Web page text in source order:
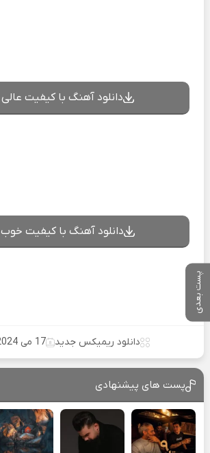
پست بعدی
دانلود آهنگ با کیفیت عالی 320
دانلود آهنگ با کیفیت خوب 128
دانلود ریمیکس جدید 17 می 2024
پست های پیشنهادی